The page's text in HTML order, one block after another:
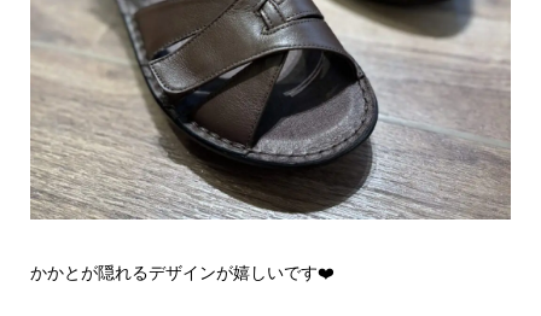
かかとが隠れるデザインが嬉しいです❤️